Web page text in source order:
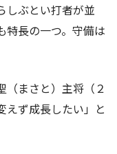
しぶとい打者が並
特長の一つ。守備は
まさと）主将（２
えず成長したい」と